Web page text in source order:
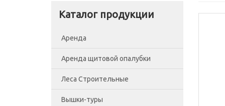
Каталог продукции
Аренда
Аренда щитовой опалубки
Леса Строительные
Леса рамные
Вышки-туры